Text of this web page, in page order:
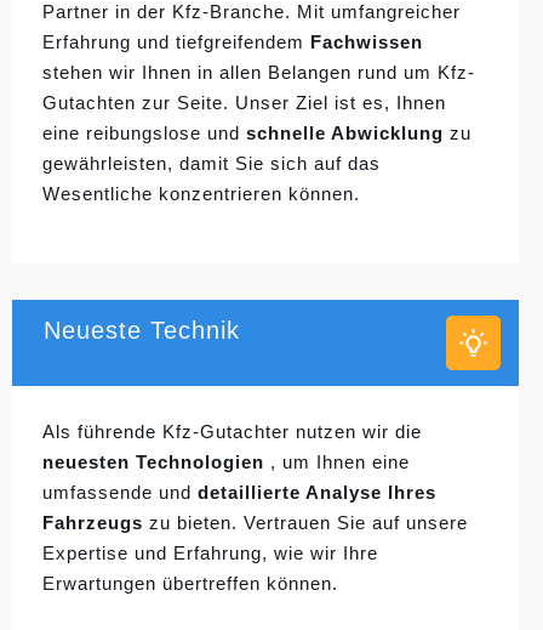
Partner in der Kfz-Branche. Mit umfangreicher
Erfahrung und tiefgreifendem Fachwissen
stehen wir Ihnen in allen Belangen rund um Kfz-
Gutachten zur Seite. Unser Ziel ist es, Ihnen
eine reibungslose und schnelle Abwicklung zu
gewährleisten, damit Sie sich auf das
Wesentliche konzentrieren können.
Neueste Technik
Als führende Kfz-Gutachter nutzen wir die
neuesten Technologien , um Ihnen eine
umfassende und detaillierte Analyse Ihres
Fahrzeugs zu bieten. Vertrauen Sie auf unsere
Expertise und Erfahrung, wie wir Ihre
Erwartungen übertreffen können.